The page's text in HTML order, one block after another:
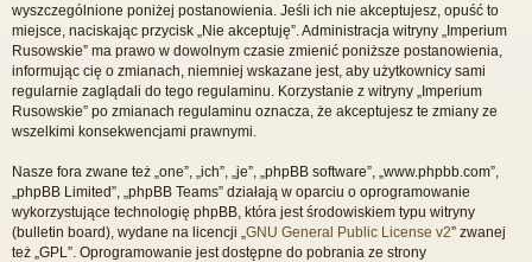
wyszczególnione poniżej postanowienia. Jeśli ich nie akceptujesz, opuść to
miejsce, naciskając przycisk „Nie akceptuję”. Administracja witryny „Imperium
Rusowskie” ma prawo w dowolnym czasie zmienić poniższe postanowienia,
informując cię o zmianach, niemniej wskazane jest, aby użytkownicy sami
regularnie zaglądali do tego regulaminu. Korzystanie z witryny „Imperium
Rusowskie” po zmianach regulaminu oznacza, że akceptujesz te zmiany ze
wszelkimi konsekwencjami prawnymi.
Nasze fora zwane też „one”, „ich”, „je”, „phpBB software”, „www.phpbb.com”,
„phpBB Limited”, „phpBB Teams” działają w oparciu o oprogramowanie
wykorzystujące technologię phpBB, która jest środowiskiem typu witryny
(bulletin board), wydane na licencji „ GNU General Public License v2” zwanej
też „GPL”. Oprogramowanie jest dostępne do pobrania ze strony